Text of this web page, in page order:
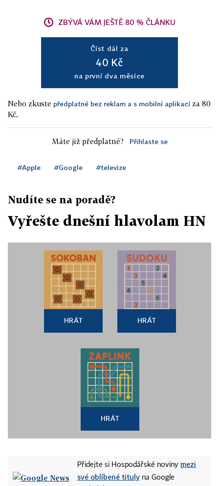
ZBÝVÁ VÁM JEŠTĚ 80 % ČLÁNKU
Číst dál za
40 Kč
na první dva měsíce
Nebo zkuste předplatné bez reklam a s mobilní aplikací za 80
Kč.
Máte již předplatné? Přihlaste se
#Apple #Google #televize
Nudíte se na poradě?
Vyřešte dnešní hlavolam HN
HRÁT HRÁT
HRÁT
Přidejte si Hospodářské noviny mezi
své oblíbené tituly na Google